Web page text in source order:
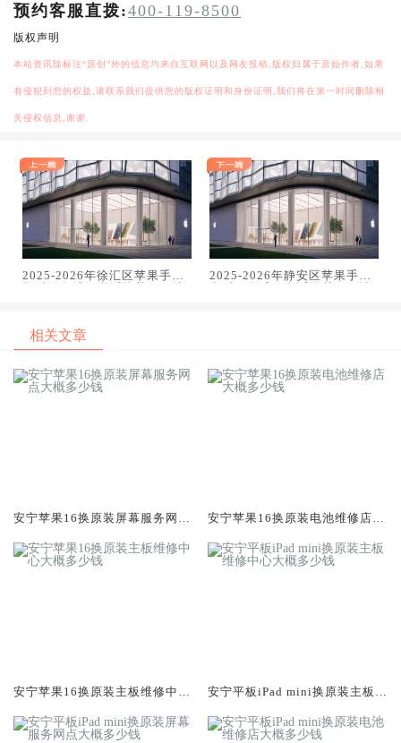
预约客服直拨:400-119-8500
版权声明
本站资讯除标注“原创”外的信息均来自互联网以及网友投稿,版权归属于原始作者,如果
有侵犯到您的权益,请联系我们提供您的版权证明和身份证明,我们将在第一时间删除相
关侵权信息,谢谢.
2025-2026年徐汇区苹果手机
2025-2026年静安区苹果手机
相关文章
安宁苹果16换原装屏幕服务网点
安宁苹果16换原装电池维修店大
安宁苹果16换原装主板维修中心
安宁平板iPad mini换原装主板维